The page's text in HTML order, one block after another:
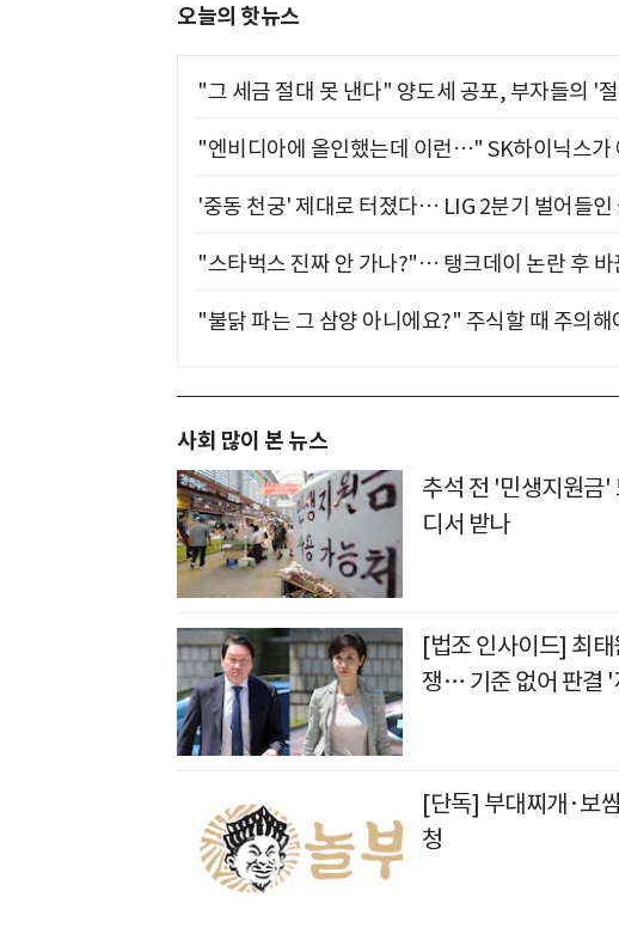
오늘의 핫뉴스
"그 세금 절대 못 낸다" 양도세 공포, 부자들의 '
"엔비디아에 올인했는데 이런…" SK하이닉스가
'중동 천궁' 제대로 터졌다… LIG 2분기 벌어들인
"스타벅스 진짜 안 가나?"… 탱크데이 논란 후 바
"불닭 파는 그 삼양 아니에요?" 주식할 때 주의해
사회 많이 본 뉴스
추석 전 '민생지원금
디서 받나
[법조 인사이드] 최
쟁… 기준 없어 판결
[단독] 부대찌개·보
청